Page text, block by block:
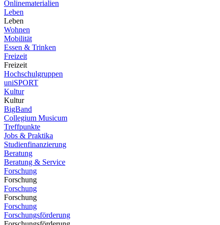
Onlinematerialien
Leben
Leben
Wohnen
Mobilität
Essen & Trinken
Freizeit
Freizeit
Hochschulgruppen
uniSPORT
Kultur
Kultur
BigBand
Collegium Musicum
Treffpunkte
Jobs & Praktika
Studienfinanzierung
Beratung
Beratung & Service
Forschung
Forschung
Forschung
Forschung
Forschung
Forschungsförderung